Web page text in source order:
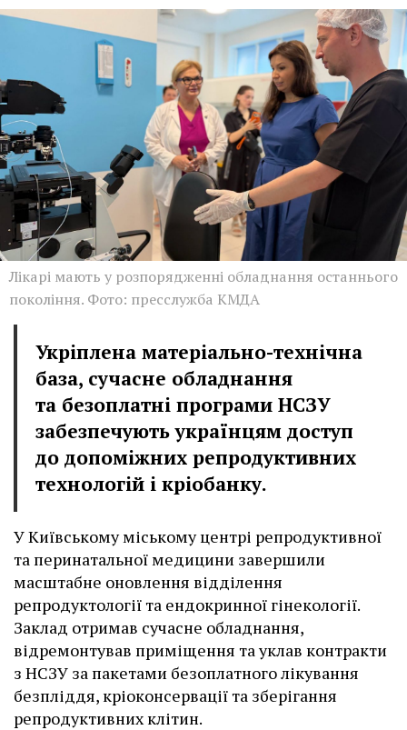
Лікарі мають у розпорядженні обладнання останнього
покоління. Фото: пресслужба КМДА
Укріплена матеріально-технічна
база, сучасне обладнання
та безоплатні програми НСЗУ
забезпечують українцям доступ
до допоміжних репродуктивних
технологій і кріобанку.
У Київському міському центрі репродуктивної
та перинатальної медицини завершили
масштабне оновлення відділення
репродуктології та ендокринної гінекології.
Заклад отримав сучасне обладнання,
відремонтував приміщення та уклав контракти
з НСЗУ за пакетами безоплатного лікування
безпліддя, кріоконсервації та зберігання
репродуктивних клітин.